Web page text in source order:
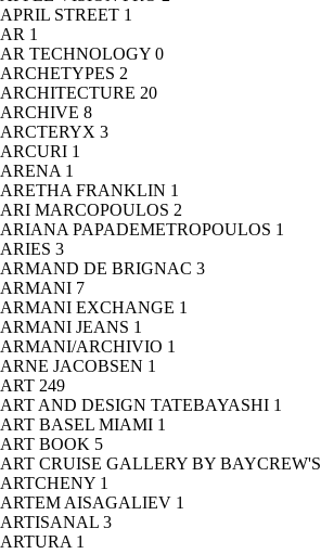
APRIL STREET 1
AR 1
AR TECHNOLOGY 0
ARCHETYPES 2
ARCHITECTURE 20
ARCHIVE 8
ARCTERYX 3
ARCURI 1
ARENA 1
ARETHA FRANKLIN 1
ARI MARCOPOULOS 2
ARIANA PAPADEMETROPOULOS 1
ARIES 3
ARMAND DE BRIGNAC 3
ARMANI 7
ARMANI EXCHANGE 1
ARMANI JEANS 1
ARMANI/ARCHIVIO 1
ARNE JACOBSEN 1
ART 249
ART AND DESIGN TATEBAYASHI 1
ART BASEL MIAMI 1
ART BOOK 5
ART CRUISE GALLERY BY BAYCREW'S
ARTCHENY 1
ARTEM AISAGALIEV 1
ARTISANAL 3
ARTURA 1